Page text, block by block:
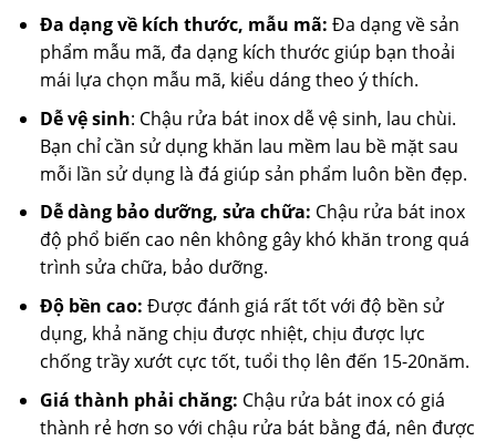
Đa dạng về kích thước, mẫu mã: Đa dạng về sản
phẩm mẫu mã, đa dạng kích thước giúp bạn thoải
mái lựa chọn mẫu mã, kiểu dáng theo ý thích.
Dễ vệ sinh: Chậu rửa bát inox dễ vệ sinh, lau chùi.
Bạn chỉ cần sử dụng khăn lau mềm lau bề mặt sau
mỗi lần sử dụng là đá giúp sản phẩm luôn bền đẹp.
Dễ dàng bảo dưỡng, sửa chữa: Chậu rửa bát inox
độ phổ biến cao nên không gây khó khăn trong quá
trình sửa chữa, bảo dưỡng.
Độ bền cao: Được đánh giá rất tốt với độ bền sử
dụng, khả năng chịu được nhiệt, chịu được lực
chống trầy xướt cực tốt, tuổi thọ lên đến 15-20năm.
Giá thành phải chăng: Chậu rửa bát inox có giá
thành rẻ hơn so với chậu rửa bát bằng đá, nên được